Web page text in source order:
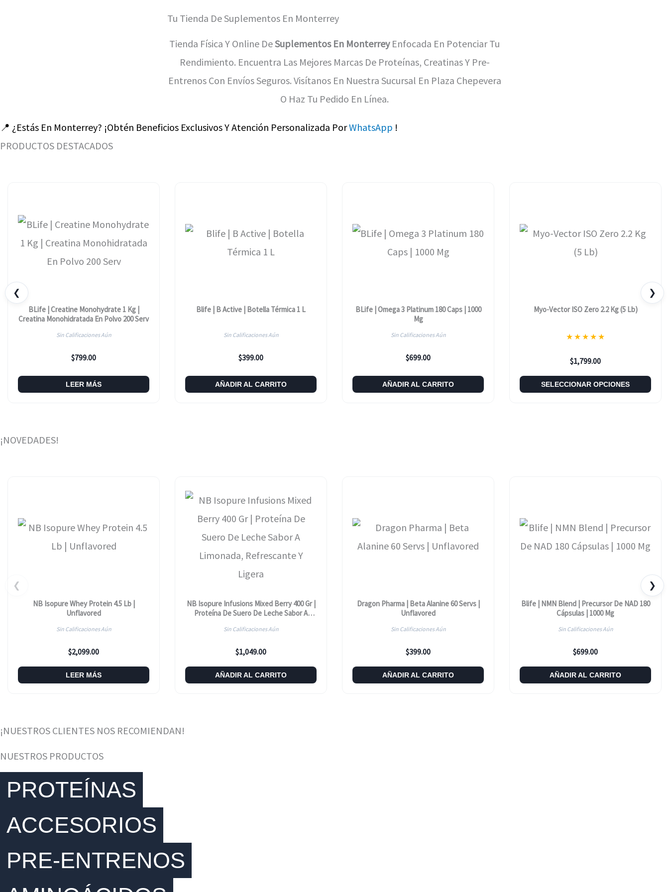
Tu Tienda De Suplementos En Monterrey
Tienda Física Y Online DeSuplementos En MonterreyEnfocada En Potenciar Tu
Rendimiento. Encuentra Las Mejores Marcas De Proteínas, Creatinas Y Pre-
Entrenos Con Envíos Seguros. Visítanos En Nuestra Sucursal En Plaza Chepevera
O Haz Tu Pedido En Línea.
📍 ¿Estás En Monterrey? ¡Obtén Beneficios Exclusivos Y Atención Personalizada PorWhatsApp !
PRODUCTOS DESTACADOS
BLife | Creatine Monohydrate 1 Kg |
Creatina Monohidratada En Polvo 200 Serv
Sin Calificaciones Aún
$799.00
LEER MÁS
Blife | B Active | Botella Térmica 1 L
Sin Calificaciones Aún
$399.00
AÑADIR AL CARRITO
BLife | Omega 3 Platinum 180 Caps | 1000
Mg
Sin Calificaciones Aún
$699.00
AÑADIR AL CARRITO
Myo-Vector ISO Zero 2.2 Kg (5 Lb)
★ ★ ★ ★ ★
$1,799.00
SELECCIONAR OPCIONES
Se
Pueden
La
❮ ❯
¡NOVEDADES!
NB Isopure Whey Protein 4.5 Lb |
Unflavored
Sin Calificaciones Aún
$2,099.00
LEER MÁS
NB Isopure Infusions Mixed Berry 400 Gr |
Proteína De Suero De Leche Sabor A
Sin Calificaciones Aún
$1,049.00
AÑADIR AL CARRITO
Dragon Pharma | Beta Alanine 60 Servs |
Unflavored
Sin Calificaciones Aún
$399.00
AÑADIR AL CARRITO
Blife | NMN Blend | Precursor De NAD 180
Cápsulas | 1000 Mg
Sin Calificaciones Aún
$699.00
AÑADIR AL CARRITO
❮ ❯
¡NUESTROS CLIENTES NOS RECOMIENDAN!
NUESTROS PRODUCTOS
PROTEÍNAS
ACCESORIOS
PRE-ENTRENOS